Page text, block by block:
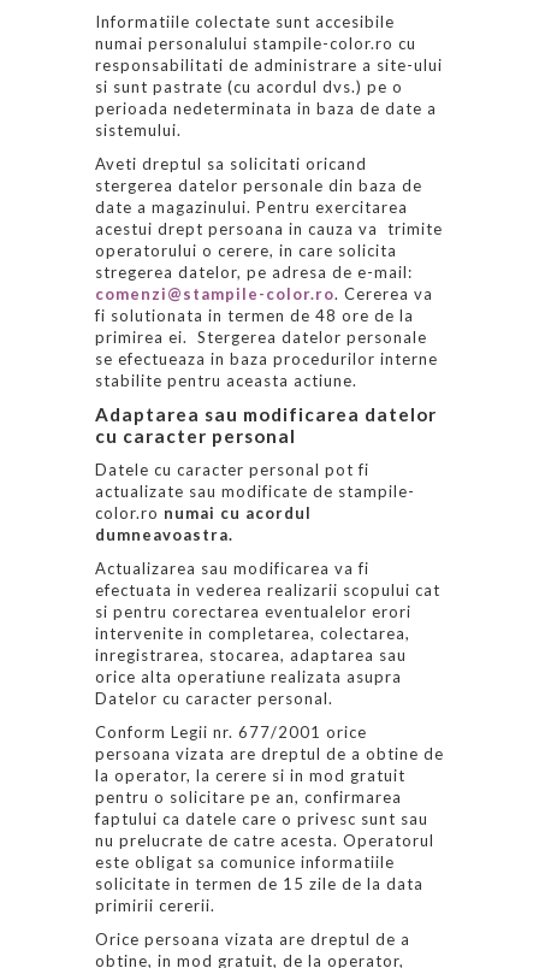
Informatiile colectate sunt accesibile
numai personalului stampile-color.ro cu
responsabilitati de administrare a site-ului
si sunt pastrate (cu acordul dvs.) pe o
perioada nedeterminata in baza de date a
sistemului.
Aveti dreptul sa solicitati oricand
stergerea datelor personale din baza de
date a magazinului. Pentru exercitarea
acestui drept persoana in cauza va trimite
operatorului o cerere, in care solicita
stregerea datelor, pe adresa de e-mail:
comenzi@stampile-color.ro. Cererea va
fi solutionata in termen de 48 ore de la
primirea ei. Stergerea datelor personale
se efectueaza in baza procedurilor interne
stabilite pentru aceasta actiune.
Adaptarea sau modificarea datelor
cu caracter personal
Datele cu caracter personal pot fi
actualizate sau modificate de stampile-
color.ro numai cu acordul
dumneavoastra.
Actualizarea sau modificarea va fi
efectuata in vederea realizarii scopului cat
si pentru corectarea eventualelor erori
intervenite in completarea, colectarea,
inregistrarea, stocarea, adaptarea sau
orice alta operatiune realizata asupra
Datelor cu caracter personal.
Conform Legii nr. 677/2001 orice
persoana vizata are dreptul de a obtine de
la operator, la cerere si in mod gratuit
pentru o solicitare pe an, confirmarea
faptului ca datele care o privesc sunt sau
nu prelucrate de catre acesta. Operatorul
este obligat sa comunice informatiile
solicitate in termen de 15 zile de la data
primirii cererii.
Orice persoana vizata are dreptul de a
obtine, in mod gratuit, de la operator,